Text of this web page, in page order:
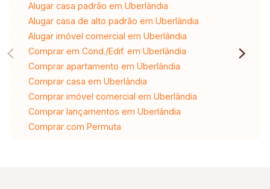
Alugar casa padrão em Uberlândia
Alugar casa de alto padrão em Uberlândia
Alugar imóvel comercial em Uberlândia
Comprar em Cond./Edif. em Uberlândia
Comprar apartamento em Uberlândia
Comprar casa em Uberlândia
Comprar imóvel comercial em Uberlândia
Comprar lançamentos em Uberlândia
Comprar com Permuta